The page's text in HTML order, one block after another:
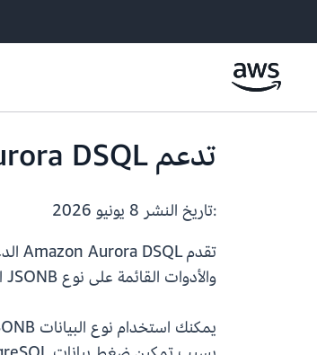
تدعم Amazon Aurora DSQL الآن نوع البيانات JSONB مع خاصية ضغط البيانات
:تاريخ النشر
والأدوات القائمة على نوع JSONB الخاص بـ PostgreSQL مع Aurora DSQL، مما يسهل تخزين البيانات شبه المهيكلة جنبًا إلى جنب مع البيانات العلائقية.